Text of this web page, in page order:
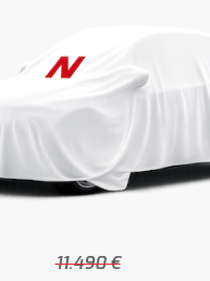
11.490 €